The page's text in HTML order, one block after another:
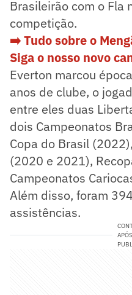
Brasileirão com o Fla
competição.
➡️ Tudo sobre o
Siga o nosso novo
Everton marcou
anos de clube, o
entre eles duas
dois Campeonatos
Copa do Brasil
(2020 e 2021),
Campeonatos
Além disso, foram
assistências.